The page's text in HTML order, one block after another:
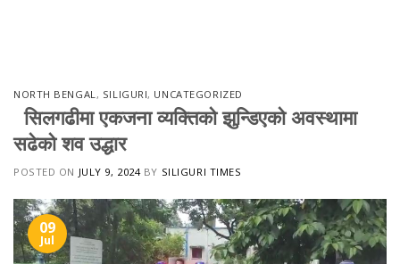
NORTH BENGAL, SILIGURI, UNCATEGORIZED
सिलगढीमा एकजना व्यक्तिको झुन्डिएको अवस्थामा
सढेको शव उद्धार
POSTED ON JULY 9, 2024BY SILIGURI TIMES
09
Jul